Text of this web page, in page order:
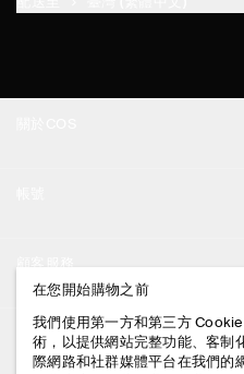
門市資訊
登入 / 註冊
聯絡我們
配送說明
法律資訊
在您開始購物之前
我們使用第一方和第三方
術，以提供網站完整功能、客制
際網路和社群媒體平台在我們的